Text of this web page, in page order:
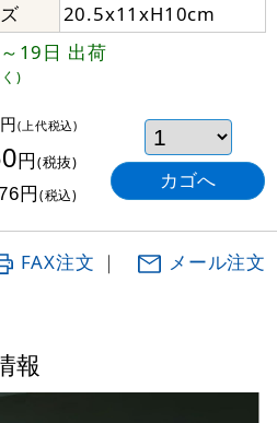
20.5x11xH10cm
～19日 出荷
)
(上代税込)
円(税抜)
円(税込)
FAX注文 ｜ メール注文
報